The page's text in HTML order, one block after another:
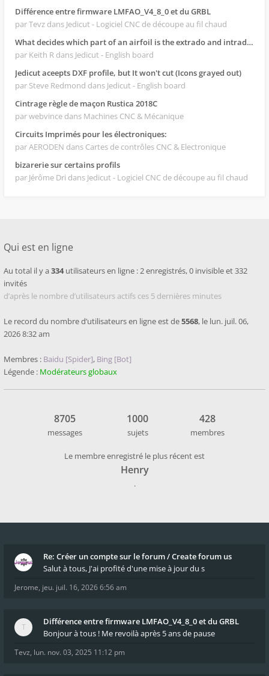
Différence entre firmware LMFAO_V4_8_0 et du GRBL
par Tevz dans Jedicut - Logiciel CNC de découpe au fil chaud
What decides which part of an airfoil is the extrado and intrado?
par Keith R dans Jedicut - English board
Jedicut aceepts DXF profile, but It won't cut (Icons grayed out)
par Steve Redmond dans Jedicut - English board
Cintrage règle de maçon Rustica 2018C
par webvince dans Machines CNC & Mécanique
Circuits Imprimés pour les électroniques:
par AERODEN dans Cartes de contrôles CNC & Electronique
bizarerie sur certains profils
par Jérôme Dri dans Jedicut - Logiciel CNC de découpe au fil chaud
Qui est en ligne
Au total il y a 334utilisateurs en ligne : 2 enregistrés, 0 invisible et 332
invités
d’après le nombre d’utilisateurs actifs ces 5 dernières minutes
Le record du nombre d’utilisateurs en ligne est de5568, le lun. juil. 06,
2026 8:32 am
Membres : Baidu [Spider], Bing [Bot]
Légende : Modérateurs globaux
8705
messages
1000
sujets
428
membres
Le membre enregistré le plus récent est
Henry
.
Re: Créer un compte sur le forum / Create forum us
Salut à tous, J'ai profité d'une mise à jour du s
Jerome, jeu. juil. 16, 2026 6:56 am
Différence entre firmware LMFAO_V4_8_0 et du GRBL
Bonjour à tous ! Me revoilà après 5 ans de pause
Tevz, lun. nov. 03, 2025 11:12 pm